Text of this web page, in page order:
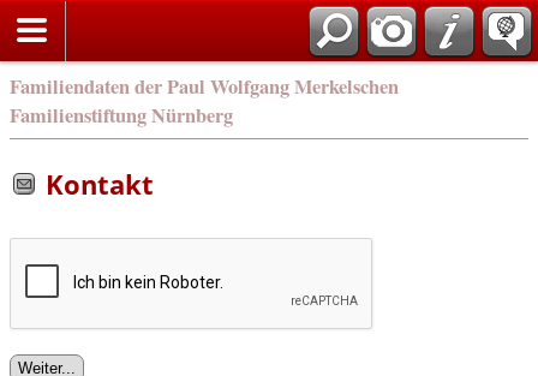
Familiendaten der Paul Wolfgang Merkelschen
Familienstiftung Nürnberg
Kontakt